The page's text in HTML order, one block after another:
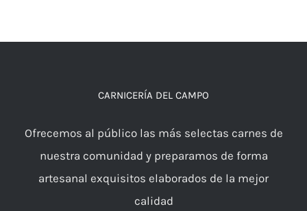
CARNICERÍA DEL CAMPO
Ofrecemos al público las más selectas carnes de
nuestra comunidad y preparamos de forma
artesanal exquisitos elaborados de la mejor
calidad